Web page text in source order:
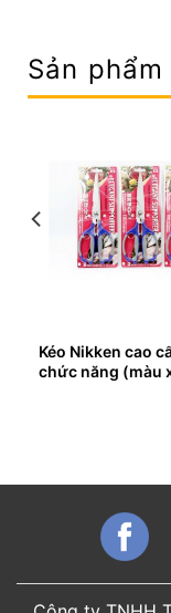
Sản
Kéo Nikken cao
chức năng (màu